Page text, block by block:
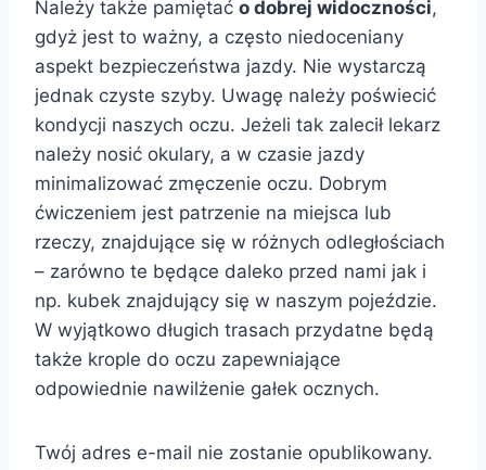
Należy także pamiętać o dobrej widoczności,
gdyż jest to ważny, a często niedoceniany
aspekt bezpieczeństwa jazdy. Nie wystarczą
jednak czyste szyby. Uwagę należy poświecić
kondycji naszych oczu. Jeżeli tak zalecił lekarz
należy nosić okulary, a w czasie jazdy
minimalizować zmęczenie oczu. Dobrym
ćwiczeniem jest patrzenie na miejsca lub
rzeczy, znajdujące się w różnych odległościach
– zarówno te będące daleko przed nami jak i
np. kubek znajdujący się w naszym pojeździe.
W wyjątkowo długich trasach przydatne będą
także krople do oczu zapewniające
odpowiednie nawilżenie gałek ocznych.
Twój adres e-mail nie zostanie opublikowany.